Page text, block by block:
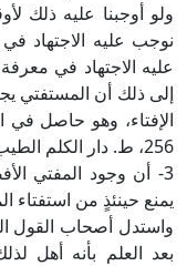
ولو أوجبنا عليه ذلك
نوجب عليه الاجتهاد
عليه الاجتهاد في
إلى ذلك أن المستفتي
الإفتاء، وهو حاصل
256، ط. دار الكلم الطيب ودار ابن كثير).
3- أن وجود المفتي
يمنع حينئذٍ من استفتاء
واستدل أصحاب القول
بعد العلم بأنه أهل